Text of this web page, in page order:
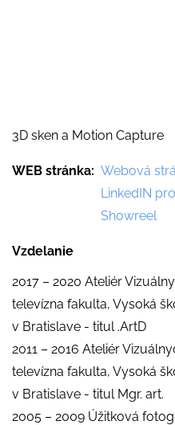
3D sken a Motion Capture
WEB stránka
Webová
LinkedIN
Showreel
Vzdelanie
2017 – 2020 Ateliér
televízna fakulta, Vysoká
v Bratislave - titul .ArtD
2011 – 2016 Ateliér
televízna fakulta, Vysoká
v Bratislave - titul Mgr. art.
2005 – 2009 Úžitková